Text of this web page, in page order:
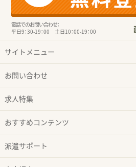
電話でのお問い合わせ：
平日9：30-19：00 土日10：00-19：00
サイトメニュー
お問い合わせ
求人特集
おすすめコンテンツ
派遣サポート